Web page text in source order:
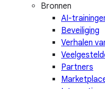
Bronnen
AI-
Beveiliging
Verhalen
Partners